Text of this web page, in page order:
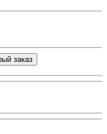
заказ